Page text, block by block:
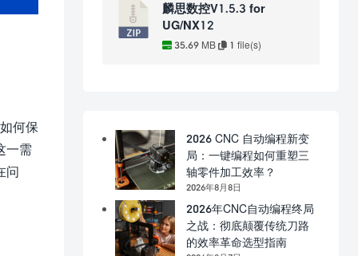
何保
一需
问
麟思数控V1.5.3 for
UG/NX12
35.69 MB 1 file(s)
2026 CNC 自动编程新变
局：一键编程如何重塑三
轴零件加工效率？
2026年8月8日
2026年CNC自动编程终局
之战：彻底颠覆传统刀路
的效率革命选型指南